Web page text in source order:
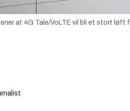
at 4G Tale/VoLTE vil bli et stort